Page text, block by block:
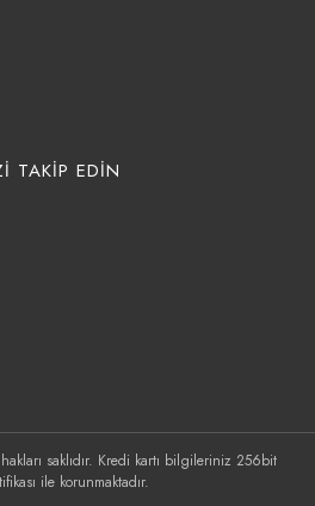
TAKİP EDİN
saklıdır. Kredi kartı bilgileriniz 256bit
ile korunmaktadır.